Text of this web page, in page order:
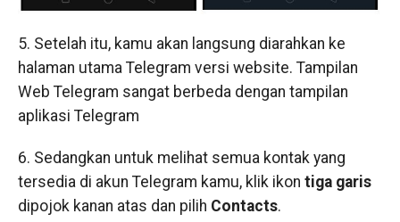
5. Setelah itu, kamu akan langsung diarahkan ke
halaman utama Telegram versi website. Tampilan
Web Telegram sangat berbeda dengan tampilan
aplikasi Telegram
6. Sedangkan untuk melihat semua kontak yang
tersedia di akun Telegram kamu, klik ikon tiga garis
dipojok kanan atas dan pilih Contacts.